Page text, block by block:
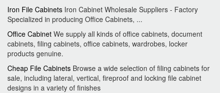
Iron File Cabinets Iron Cabinet Wholesale Suppliers - Factory
Specialized in producing Office Cabinets, ...
Office Cabinet We supply all kinds of office cabinets, document
cabinets, filing cabinets, office cabinets, wardrobes, locker
products genuine.
Cheap File Cabinets Browse a wide selection of filing cabinets for
sale, including lateral, vertical, fireproof and locking file cabinet
designs in a variety of finishes